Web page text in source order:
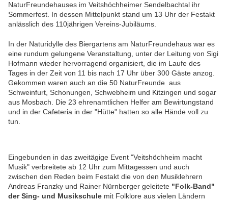
NaturFreundehauses im Veitshöchheimer Sendelbachtal ihr
Sommerfest. In dessen Mittelpunkt stand um 13 Uhr der Festakt
anlässlich des 110jährigen Vereins-Jubiläums.
In der Naturidylle des Biergartens am NaturFreundehaus war es
eine rundum gelungene Veranstaltung, unter der Leitung von Sigi
Hofmann wieder hervorragend organisiert, die im Laufe des
Tages in der Zeit von 11 bis nach 17 Uhr über 300 Gäste anzog.
Gekommen waren auch an die 50 NaturFreunde aus
Schweinfurt, Schonungen, Schwebheim und Kitzingen und sogar
aus Mosbach. Die 23 ehrenamtlichen Helfer am Bewirtungstand
und in der Cafeteria in der "Hütte" hatten so alle Hände voll zu
tun.
Eingebunden in das zweitägige Event "Veitshöchheim macht
Musik" verbreitete ab 12 Uhr zum Mittagessen und auch
zwischen den Reden beim Festakt die von den Musiklehrern
Andreas Franzky und Rainer Nürnberger geleitete "Folk-Band"
der Sing- und Musikschule mit Folklore aus vielen Ländern